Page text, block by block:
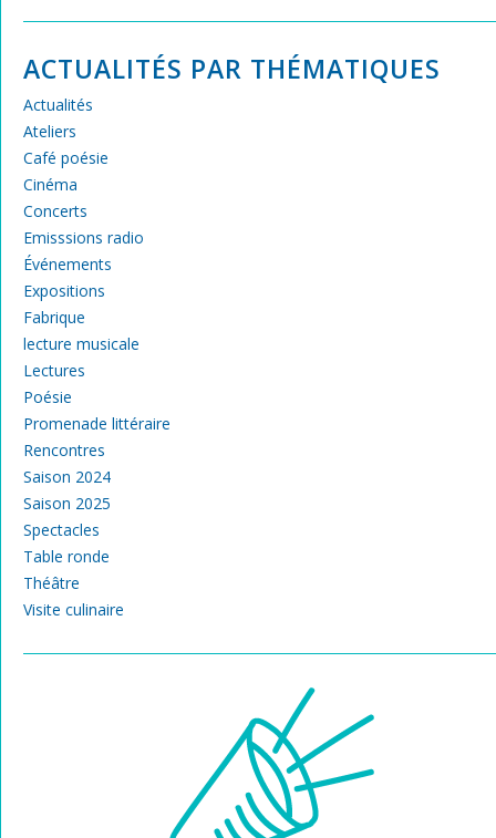
ACTUALITÉS PAR THÉMATIQUES
Actualités
Ateliers
Café poésie
Cinéma
Concerts
Emisssions radio
Événements
Expositions
Fabrique
lecture musicale
Lectures
Poésie
Promenade littéraire
Rencontres
Saison 2024
Saison 2025
Spectacles
Table ronde
Théâtre
Visite culinaire